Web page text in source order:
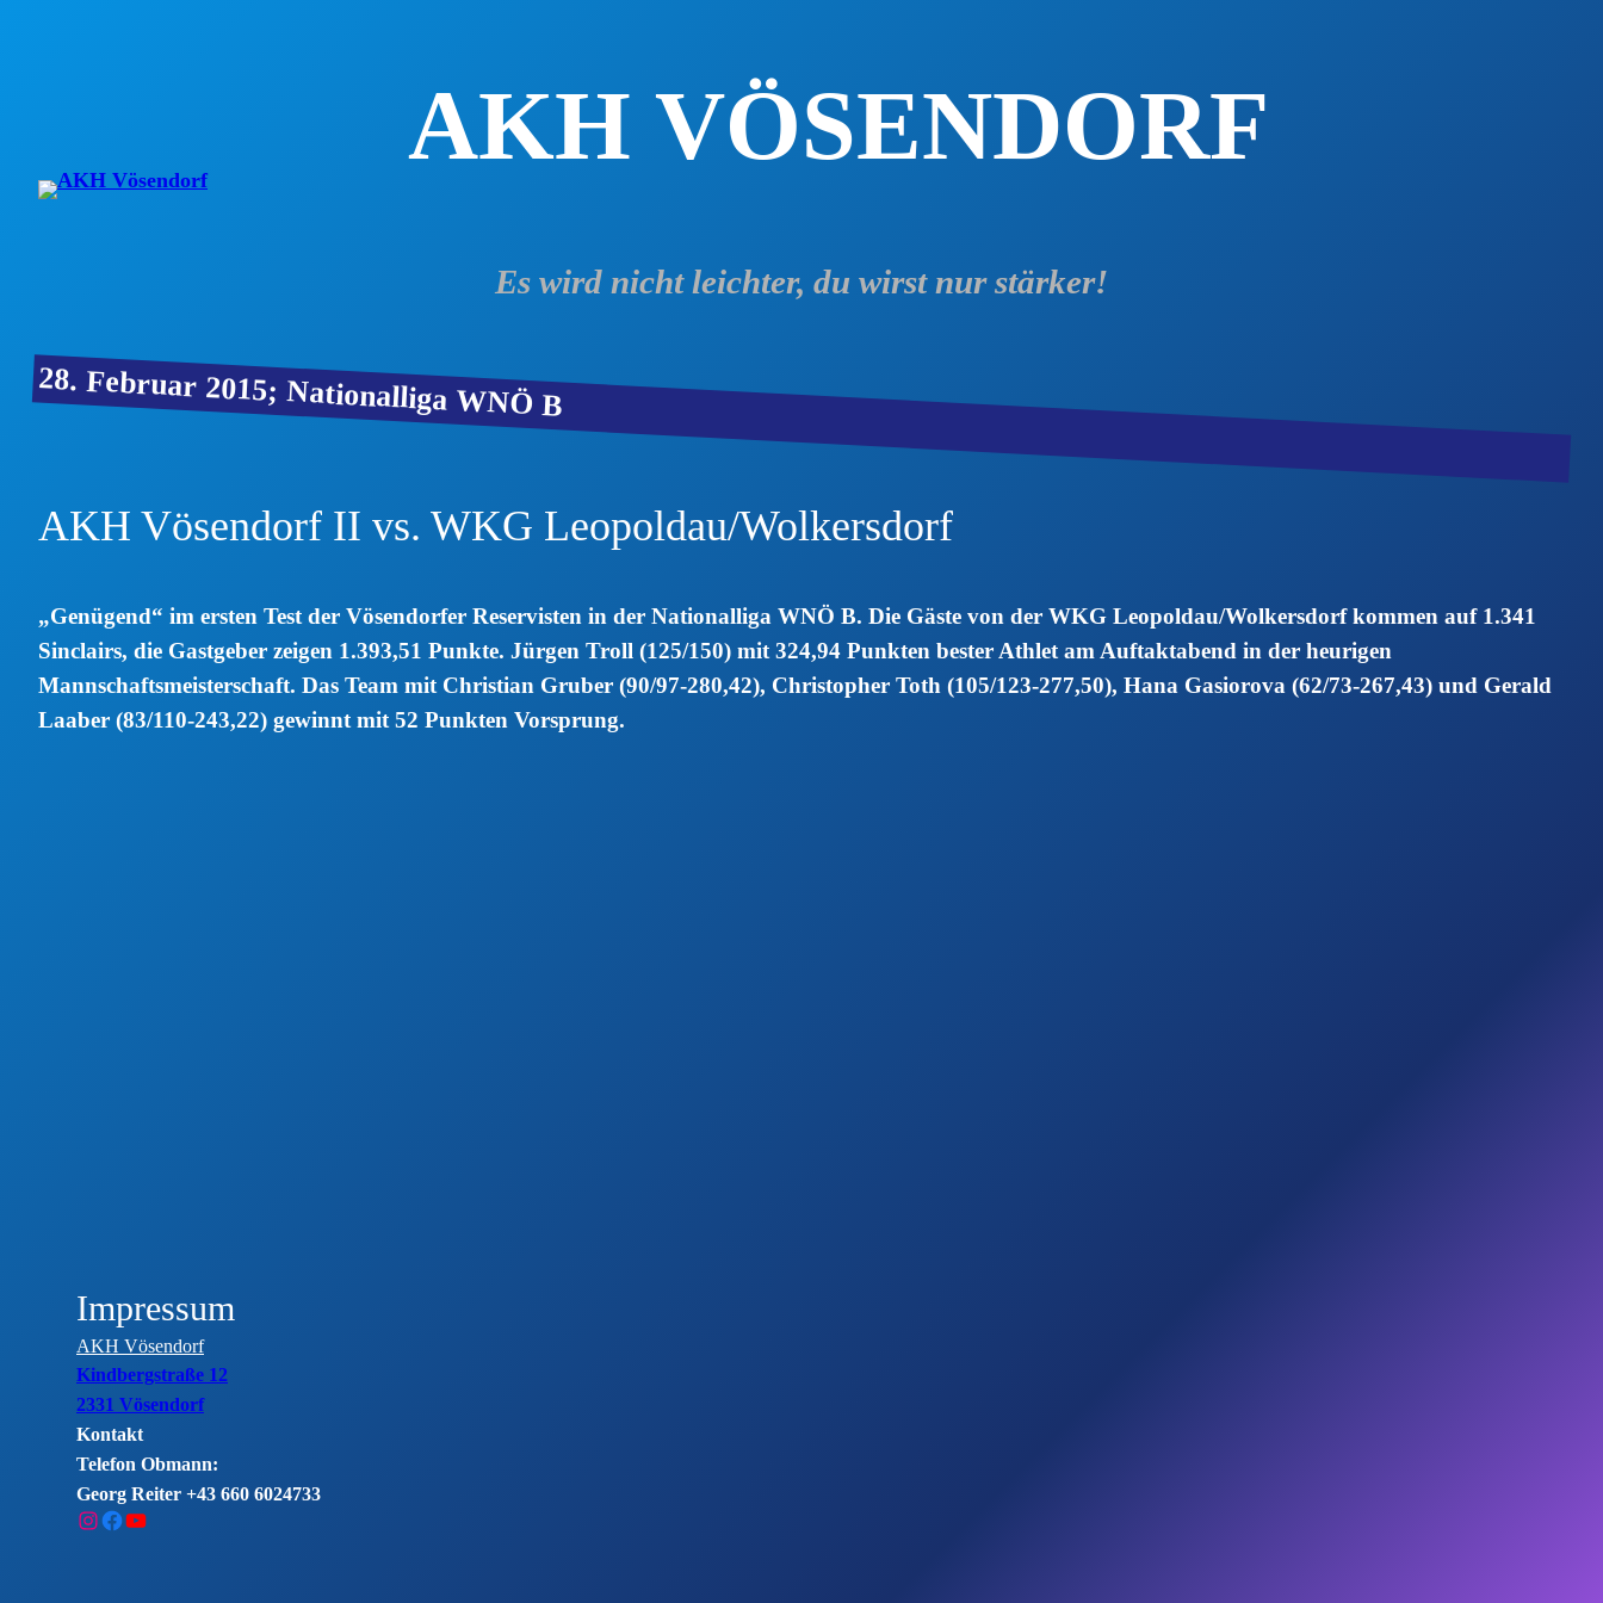
AKH VÖSENDORF
Es wird nicht leichter, du wirst nur stärker!
28. Februar 2015; Nationalliga WNÖ B
AKH Vösendorf II vs. WKG Leopoldau/Wolkersdorf
„Genügend“ im ersten Test der Vösendorfer Reservisten in der Nationalliga WNÖ B. Die Gäste von der WKG Leopoldau/Wolkersdorf kommen auf 1.341
Sinclairs, die Gastgeber zeigen 1.393,51 Punkte. Jürgen Troll (125/150) mit 324,94 Punkten bester Athlet am Auftaktabend in der heurigen
Mannschaftsmeisterschaft. Das Team mit Christian Gruber (90/97-280,42), Christopher Toth (105/123-277,50), Hana Gasiorova (62/73-267,43) und Gerald
Laaber (83/110-243,22) gewinnt mit 52 Punkten Vorsprung.
Impressum
AKH Vösendorf
Kindbergstraße 12
2331 Vösendorf
Kontakt
Telefon Obmann:
Georg Reiter +43 660 6024733
Instagram
Facebook
YouTube